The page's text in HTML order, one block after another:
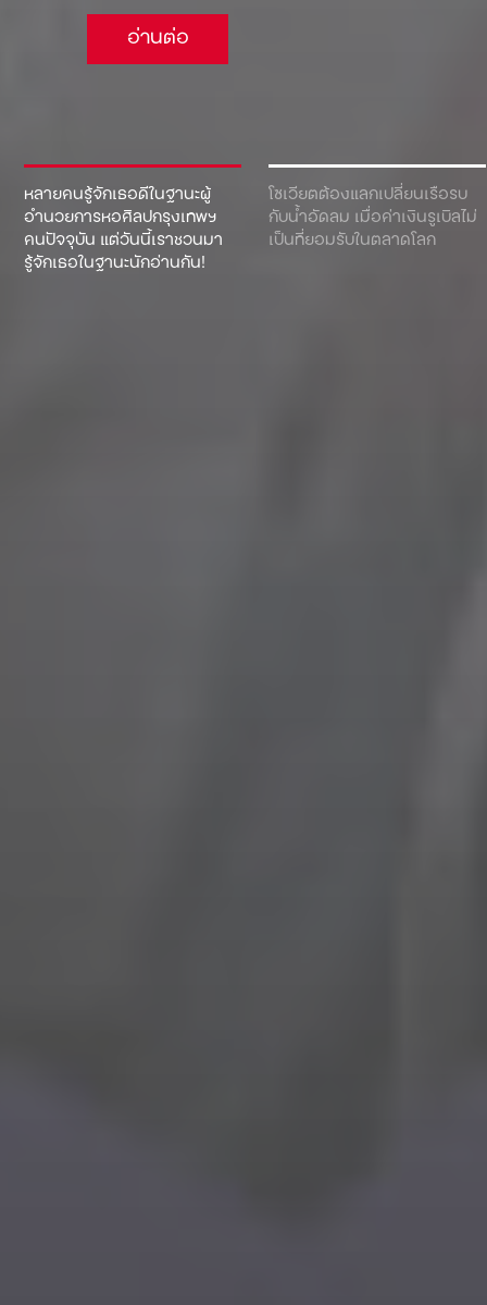
หลายคนรู้จักเธอดีในฐานะผู้
อำนวยการหอศิลปกรุงเทพฯ
คนปัจจุบัน แต่วันนี้เราชวนมา
รู้จักเธอในฐานะนักอ่านกัน!
โซเวียตต้องแลกเปลี่ยนเรือรบ
กับน้ำอัดลม เมื่อค่าเงินรูเบิลไม่
เป็นที่ยอมรับในตลาดโลก
อ่านต่อ